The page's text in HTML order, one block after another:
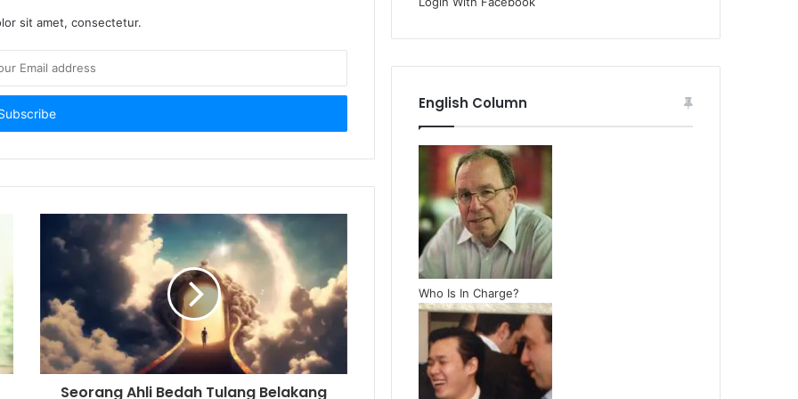
sit amet, consectetur.
Seorang Ahli Bedah Tulang Belakang
English Column
Who Is In Charge?